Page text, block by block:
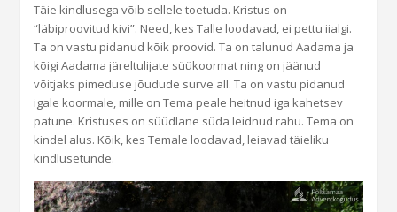
Täie kindlusega võib sellele toetuda. Kristus on
“läbiproovitud kivi”. Need, kes Talle loodavad, ei pettu iialgi.
Ta on vastu pidanud kõik proovid. Ta on talunud Aadama ja
kõigi Aadama järeltulijate süükoormat ning on jäänud
võitjaks pimeduse jõudude surve all. Ta on vastu pidanud
igale koormale, mille on Tema peale heitnud iga kahetsev
patune. Kristuses on süüdlane süda leidnud rahu. Tema on
kindel alus. Kõik, kes Temale loodavad, leiavad täieliku
kindlusetunde.